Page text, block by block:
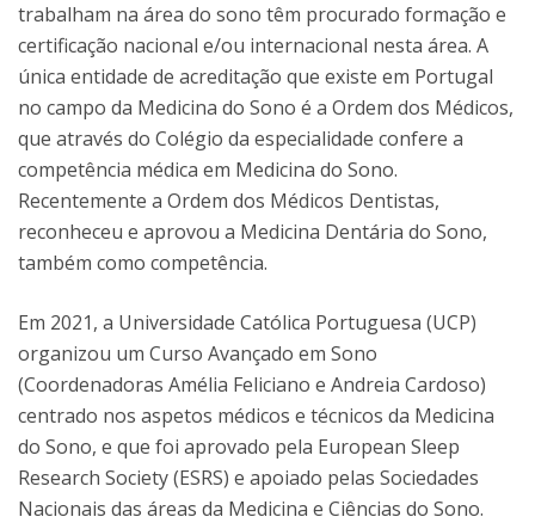
trabalham na área do sono têm procurado formação e
certificação nacional e/ou internacional nesta área. A
única entidade de acreditação que existe em Portugal
no campo da Medicina do Sono é a Ordem dos Médicos,
que através do Colégio da especialidade confere a
competência médica em Medicina do Sono.
Recentemente a Ordem dos Médicos Dentistas,
reconheceu e aprovou a Medicina Dentária do Sono,
também como competência.
Em 2021, a Universidade Católica Portuguesa (UCP)
organizou um Curso Avançado em Sono
(Coordenadoras Amélia Feliciano e Andreia Cardoso)
centrado nos aspetos médicos e técnicos da Medicina
do Sono, e que foi aprovado pela European Sleep
Research Society (ESRS) e apoiado pelas Sociedades
Nacionais das áreas da Medicina e Ciências do Sono.